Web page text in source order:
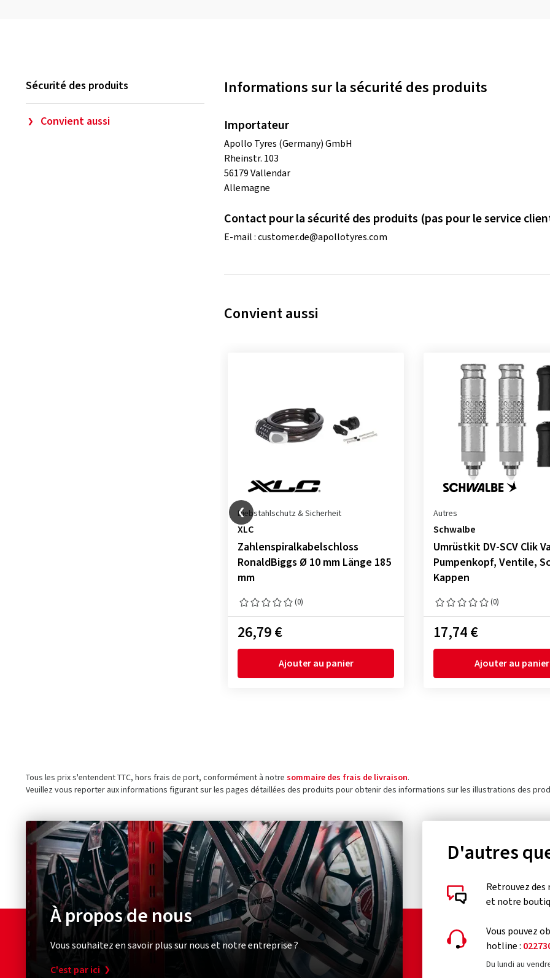
Sécurité des produits
Convient aussi
Informations sur la sécurité des produits
Importateur
Apollo Tyres (Germany) GmbH
Rheinstr. 103
56179 Vallendar
Allemagne
Contact pour la sécurité des produits (pas pour le service
E-mail :customer.de@apollotyres.com
Convient aussi
Diebstahlschutz & Sicherheit
XLC
Zahlenspiralkabelschloss
RonaldBiggs Ø 10 mm Länge 185
mm
(0)
26,79 €
Ajouter au panier
Autres
Schwalbe
Umrüstkit DV-SCV Clik
Pumpenkopf, Ventile,
Kappen
(0)
17,74 €
Ajouter au panier
Tous les prix s'entendent TTC, hors frais de port, conformément à notre sommaire des frais de livraison.
Veuillez vous reporter aux informations figurant sur les pages détaillées des produits pour obtenir des informations sur les illustrations des
À propos de nous
Vous souhaitez en savoir plus sur nous et notre entreprise ?
C'est par ici
D'autres
Retrouvez
et notre
Vous pouvez
hotline :
Du lundi au